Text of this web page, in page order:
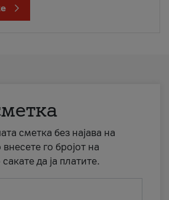
сметка без најава на
го бројот на
да ја платите.